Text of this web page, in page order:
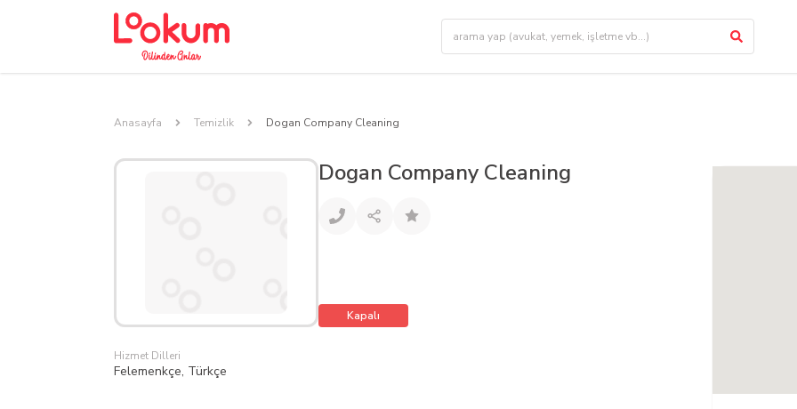
Anasayfa Temizlik Dogan Company Cleaning
Dogan Company Cleaning
Kapalı
Hizmet Dilleri
Felemenkçe, Türkçe